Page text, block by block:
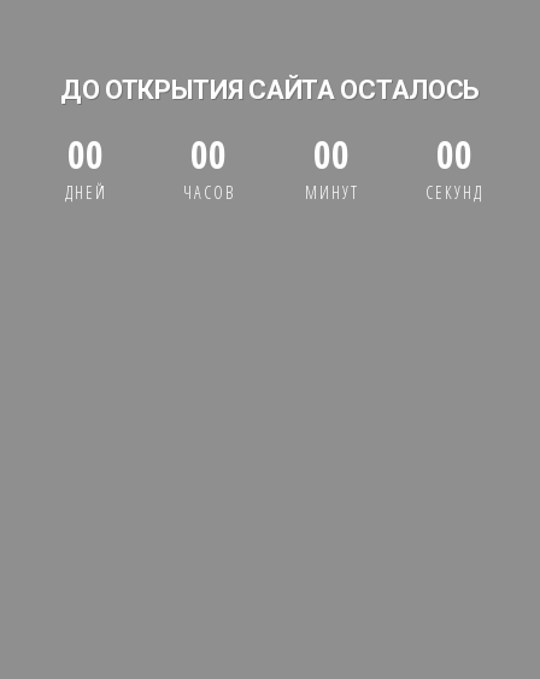
ДО ОТКРЫТИЯ САЙТА ОСТАЛОСЬ
00
ДНЕЙ
00
ЧАСОВ
00
МИНУТ
00
СЕКУНД